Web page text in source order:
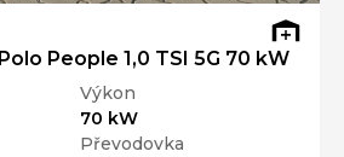
People 1,0 TSI 5G 70 kW
Výkon
70 kW
Převodovka